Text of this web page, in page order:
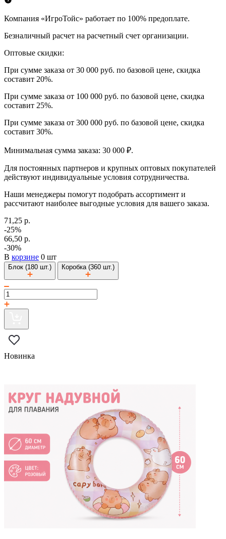
Компания «ИгроТойс» работает по 100% предоплате.
Безналичный расчет на расчетный счет организации.
Оптовые скидки:
При сумме заказа от 30 000 руб. по базовой цене, скидка
составит 20%.
При сумме заказа от 100 000 руб. по базовой цене, скидка
составит 25%.
При сумме заказа от 300 000 руб. по базовой цене, скидка
составит 30%.
Минимальная сумма заказа: 30 000 ₽.
Для постоянных партнеров и крупных оптовых покупателей
действуют индивидуальные условия сотрудничества.
Наши менеджеры помогут подобрать ассортимент и
рассчитают наиболее выгодные условия для вашего заказа.
71,25 р.
-25%
66,50 р.
-30%
В корзине 0 шт
Блок (180 шт.) Коробка (360 шт.)
Новинка